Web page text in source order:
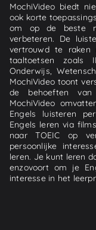
MochiVideo biedt
ook korte
om op de beste
verbeteren. De
vertrouwd te raken
taaltoetsen zoals
Onderwijs,
MochiVideo toont
de behoeften
MochiVideo
Engels luisteren
Engels leren via
naar TOEIC op
persoonlijke
leren. Je kunt leren
enzovoort om je
interesse in het